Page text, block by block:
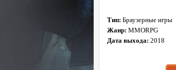
Тип: Браузерные игры
Жанр: MMORPG
Дата выхода: 2018